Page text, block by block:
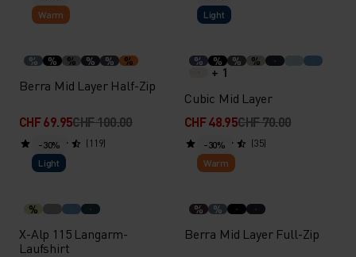
Warm
% % % % % %
Berra Mid Layer Half-Zip
CHF 69.95CHF 100.00
(119)
Light
% % % %
+ 1
Cubic Mid Layer
CHF 48.95CHF 70.00
(35)
-30%
Light
%
X-Alp 115 Langarm-
Laufshirt
-30%
Warm
% %
Berra Mid Layer Full-Zip